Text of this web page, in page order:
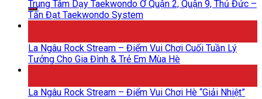
kiếm:
Trung Tâm Dạy Taekwondo Ở Quận 2, Quận 9, Thủ Đức –
Tấn Đạt Taekwondo System
La Ngâu Rock Stream – Điểm Vui Chơi Cuối Tuần Lý
Tưởng Cho Gia Đình & Trẻ Em Mùa Hè
La Ngâu Rock Stream – Điểm Vui Chơi Hè “Giải Nhiệt”